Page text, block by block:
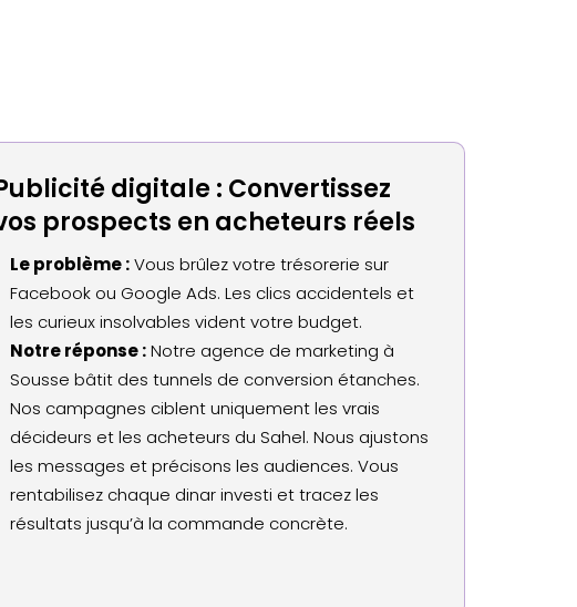
digitale : Convertissez
prospects en acheteurs réels
Le problème :Vous brûlez votre trésorerie sur
Facebook ou Google Ads. Les clics accidentels et
les curieux insolvables vident votre budget.
Notre réponse :Notre agence de marketing à
Sousse bâtit des tunnels de conversion étanches.
Nos campagnes ciblent uniquement les vrais
décideurs et les acheteurs du Sahel. Nous ajustons
les messages et précisons les audiences. Vous
rentabilisez chaque dinar investi et tracez les
résultats jusqu’à la commande concrète.